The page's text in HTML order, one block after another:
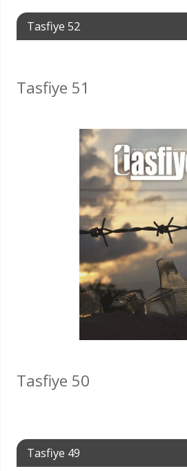
Tasfiye 52
Tasfiye 51
Tasfiye 50
Tasfiye 49